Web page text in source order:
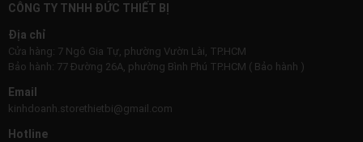
CÔNG TY TNHH ĐỨC THIẾT BỊ
Địa chỉ
Cửa hàng: 7 Ngô Gia Tự, phường Vườn Lài, TP.HCM
Bảo hành: 77 Đường 26A, phường Bình Phú TP.HCM ( Bảo hành )
Email
kinhdoanh.storethietbi@gmail.com
Hotline